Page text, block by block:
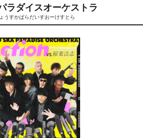
ラダイスオーケストラ
うすかぱらだいすおーけすとら